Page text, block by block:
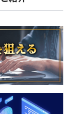
ーニングの略
人間的なヒュー
向上させるた
、個別のスキル
ていくことで、
雇用保険・労災